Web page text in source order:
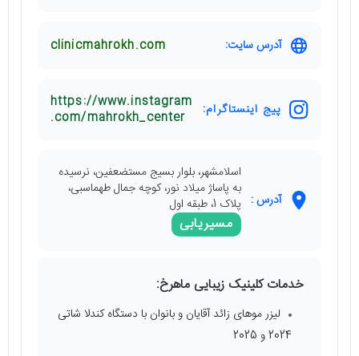
آدرس سایت: clinicmahrokh.com
پیج اینستاگرام:
https://www.instagram
.com/mahrokh_center
آدرس :
اسلامشهر، بلوار بسیج مستضعفین، نرسیده
به پاساژ میلاد نور، کوچه جمال طهماسبی،
پلاک 1، طبقه اول
مسیریابی
خدمات کلینیک زیبایی ماهرخ:
لیزر موهای زائد آقایان و بانوان با دستگاه کندلا شاتی
2024 و 2025